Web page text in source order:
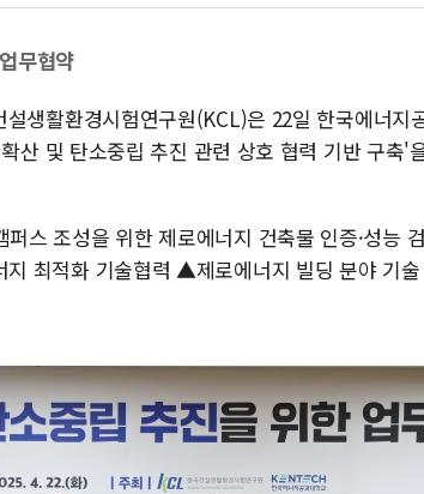
[AI MY 뉴스] 뉴욕 반도체주 프
[사진] 이슬람 수니파 3개국, 공
뉴욕증시 개장 전 특징주...아
트럼프 "금리 내려야"…파월 때
특정 정치인 측근 포항시 정책
李 "해남 태양광, 대한민국
무협약
생활환경시험연구원(KCL)은 22일 한국에너지
산 및 탄소중립 추진 관련 상호 협력 기반 구축'
스 조성을 위한 제로에너지 건축물 인증·성능
최적화 기술협력 ▲제로에너지 빌딩 분야 기술